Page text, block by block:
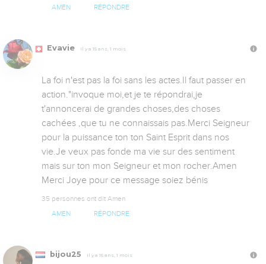
AMEN RÉPONDRE
Evavie Il y a 15 ans, 1 mois
La foi n'est pas la foi sans les actes.Il faut passer en
action."invoque moi,et je te répondrai,je
t'annoncerai de grandes choses,des choses
cachées ,que tu ne connaissais pas.Merci Seigneur
pour la puissance ton ton Saint Esprit dans nos
vie.Je veux pas fonde ma vie sur des sentiment
mais sur ton mon Seigneur et mon rocher.Amen
Merci Joye pour ce message soiez bénis
35 personnes ont dit Amen
AMEN RÉPONDRE
bijou25 Il y a 15 ans, 1 mois